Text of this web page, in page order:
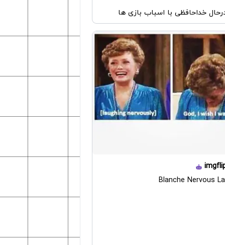
خداحافظی با اسباب بازی ها
Blanche Nervous